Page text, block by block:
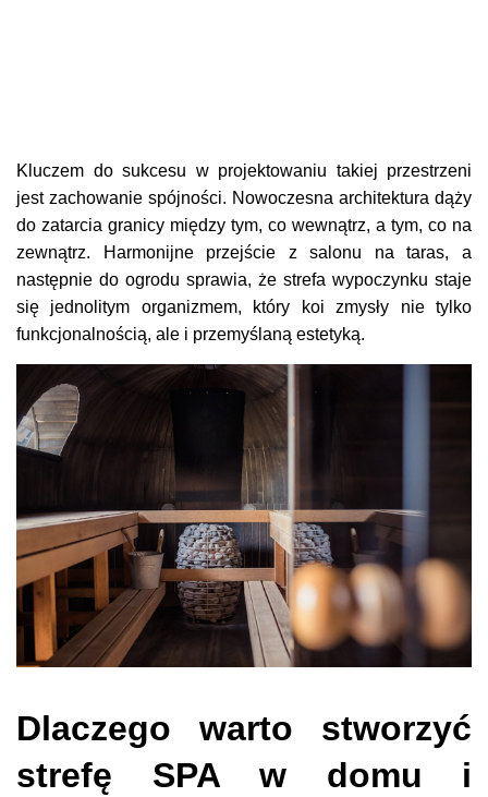
Kluczem do sukcesu w projektowaniu takiej przestrzeni
jest zachowanie spójności. Nowoczesna architektura dąży
do zatarcia granicy między tym, co wewnątrz, a tym, co na
zewnątrz. Harmonijne przejście z salonu na taras, a
następnie do ogrodu sprawia, że strefa wypoczynku staje
się jednolitym organizmem, który koi zmysły nie tylko
funkcjonalnością, ale i przemyślaną estetyką.
Dlaczego warto stworzyć
strefę SPA w domu i